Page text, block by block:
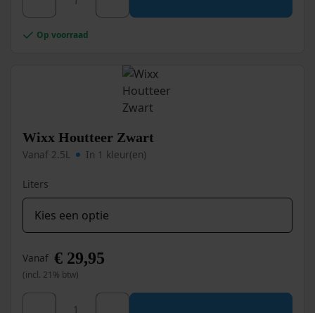
heeft
meerdere
op
de
productpagina
Op voorraad
Wixx Houtteer Zwart
Vanaf 2.5L In 1 kleur(en)
Liters
Vanaf € 29,95
(incl. 21% btw)
Wixx Houtteer Zwart aantal
Dit